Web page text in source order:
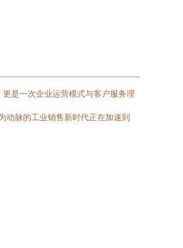
是一次企业运营模式与客户服务理
动脉的工业销售新时代正在加速到